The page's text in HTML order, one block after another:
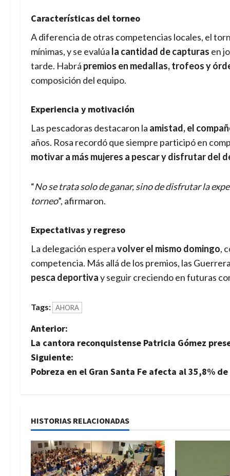
Características del torneo
A diferencia de otras competencias locales, el
mínimas, y se evalúa la cantidad de capturas en
tarde. Habrá premios en medallas, trofeos y
composición del equipo.
Experiencia y motivación
Las pescadoras destacaron la amistad, el
años. Rosa recordó que siempre participó en
motivar a más mujeres a pescar y disfrutar del
“No se trata solo de ganar, sino de disfrutar la
torneo”, afirmaron.
Expectativas y regreso
La delegación esperavolver el mismo domingo,
competencia. Más allá de los premios, las
pesca deportivay seguir creciendo en futuras
Tags: AHORA
N
a
v
g
a
c
Anterior:
La cantora reconquistense Patricia Gómez
Siguiente:
Pobreza en el Gran Santa Fe afecta al 35,8%
HISTORIAS RELACIONADAS